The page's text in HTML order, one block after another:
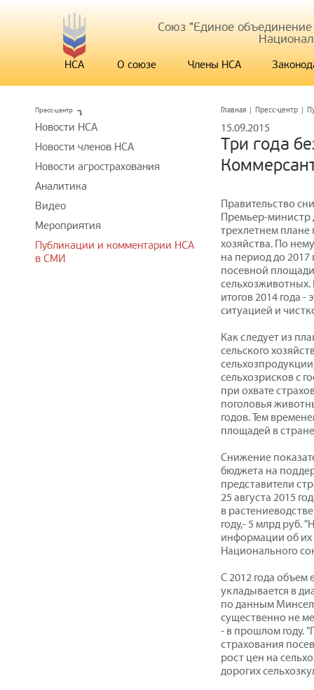
Союз "Единое
НСА О союзе Члены НСА
Главная | Пресс-центр |
15.09.2015
Три года
Правительство
Премьер-министр
трехлетнем плане
хозяйства. По
на период до 2017
посевной
итогов 2014 года
ситуацией и
Как следует из
сельского
сельхозрисков с
при охвате
поголовья
годов. Тем
площадей в
Снижение
бюджета на
представители
25 августа 2015
в
году,- 5 млрд руб.
информации об их
Национального
С 2012 года объем
укладывается в
по данным
существенно не
- в прошлом году.
страхования
рост цен на
дорогих
Пресс-центр
Новости НСА
Новости членов НСА
Новости агрострахования
Аналитика
Видео
Мероприятия
Публикации и комментарии НСА
в СМИ